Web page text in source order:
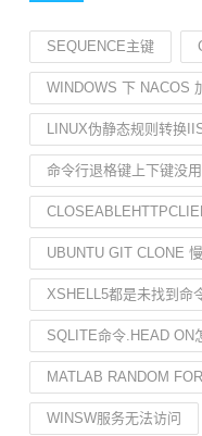
SEQUENCE主键
WINDOWS 下 NACOS
LINUX伪静态规则转换
命令行退格键上下键没用
UBUNTU GIT CLONE 慢
XSHELL5都是未找到命
SQLITE命令.HEAD ON
MATLAB RANDOM
WINSW服务无法访问